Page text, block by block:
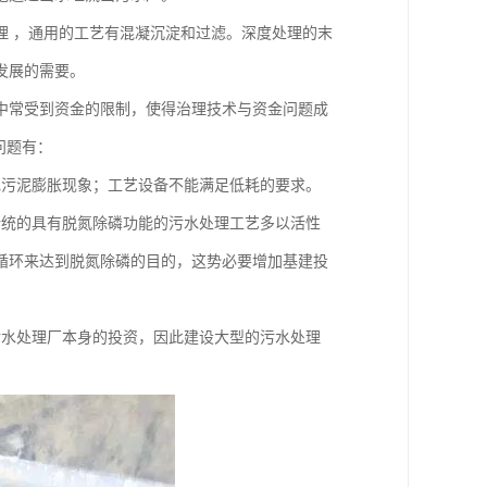
，通用的工艺有混凝沉淀和过滤。深度处理的末
的需要。
受到资金的限制，使得治理技术与资金问题成
有：
泥膨胀现象；工艺设备不能满足低耗的要求。
的具有脱氮除磷功能的污水处理工艺多以活性
来达到脱氮除磷的目的，这势必要增加基建投
处理厂本身的投资，因此建设大型的污水处理